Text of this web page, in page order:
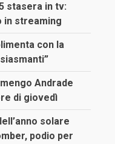
stasera in tv:
in streaming
con la
Andrade
di giovedì
solare
podio per